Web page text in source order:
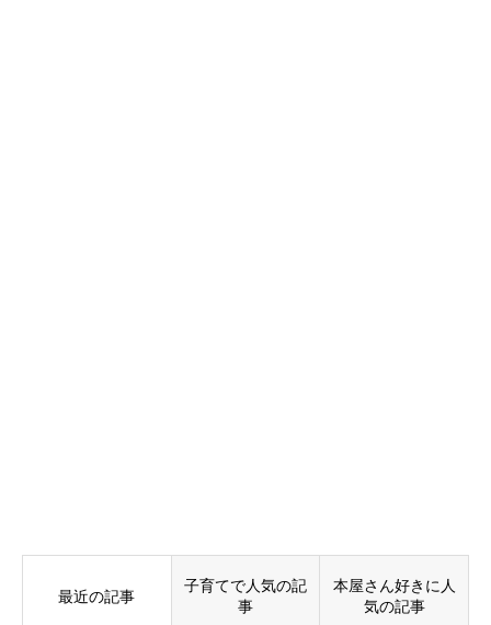
最近の記事
子育てで人気の記
事
本屋さん好きに人
気の記事